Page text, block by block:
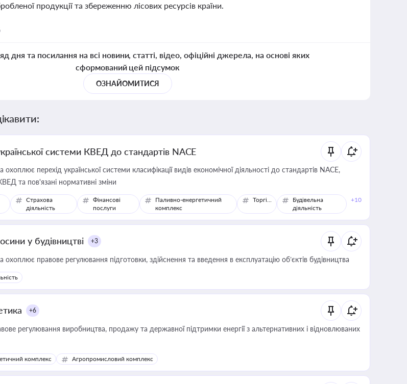
продукції та збереженню лісових ресурсів країни.
дня та посилання на всі новини, статті, відео, офіційні джерела, на основі яких
сформований цей підсумок
ОЗНАЙОМИТИСЯ
системи КВЕД до стандартів NACE
охоплює перехід української системи класифікації видів економічної діяльності до стандартів NACE,
та пов'язані нормативні зміни
Страхова
діяльність
Фінансові
послуги
Паливно-енергетичний
комплекс
Торгівля
Будівельна
діяльність
+10
у будівництві +3
охоплює правове регулювання підготовки, здійснення та введення в експлуатацію об’єктів будівництва
+6
регулювання виробництва, продажу та державної підтримки енергії з альтернативних і відновлюваних
комплекс Агропромисловий комплекс